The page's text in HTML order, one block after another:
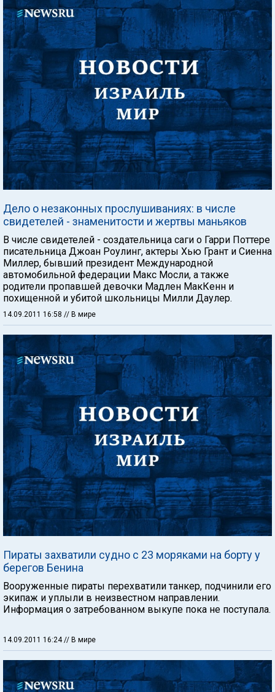
Дело о незаконных прослушиваниях: в числе
свидетелей - знаменитости и жертвы маньяков
В числе свидетелей - создательница саги о Гарри Поттере
писательница Джоан Роулинг, актеры Хью Грант и Сиенна
Миллер, бывший президент Международной
автомобильной федерации Макс Мосли, а также
родители пропавшей девочки Мадлен МакКенн и
похищенной и убитой школьницы Милли Даулер.
14.09.2011 16:58 // В мире
Пираты захватили судно с 23 моряками на борту у
берегов Бенина
Вооруженные пираты перехватили танкер, подчинили его
экипаж и уплыли в неизвестном направлении.
Информация о затребованном выкупе пока не поступала.
14.09.2011 16:24// В мире